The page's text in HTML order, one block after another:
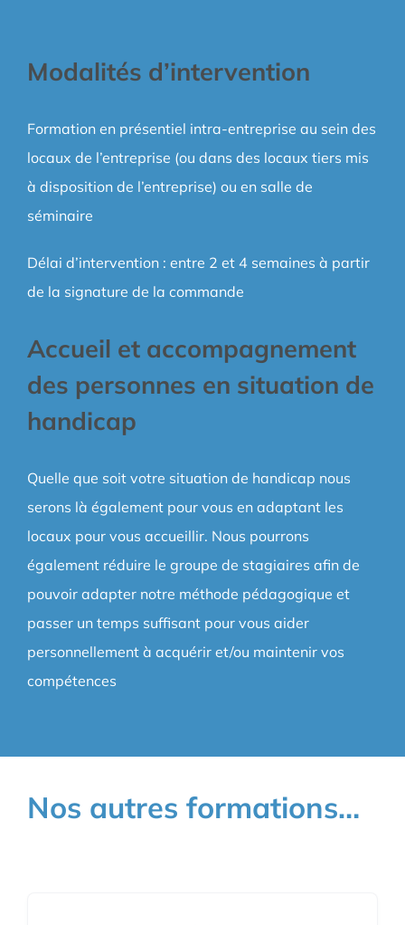
Modalités d’intervention
Formation en présentiel intra-entreprise au sein des
locaux de l’entreprise (ou dans des locaux tiers mis
à disposition de l’entreprise) ou en salle de
séminaire
Délai d’intervention : entre 2 et 4 semaines à partir
de la signature de la commande
Accueil et accompagnement
des personnes en situation de
handicap
Quelle que soit votre situation de handicap nous
serons là également pour vous en adaptant les
locaux pour vous accueillir. Nous pourrons
également réduire le groupe de stagiaires afin de
pouvoir adapter notre méthode pédagogique et
passer un temps suffisant pour vous aider
personnellement à acquérir et/ou maintenir vos
compétences
Nos autres formations…